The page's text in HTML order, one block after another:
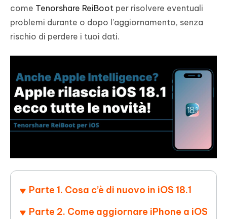
come Tenorshare ReiBoot per risolvere eventuali
problemi durante o dopo l’aggiornamento, senza
rischio di perdere i tuoi dati.
Parte 1. Cosa c’è di nuovo in iOS 18.1
Parte 2. Come aggiornare iPhone a iOS